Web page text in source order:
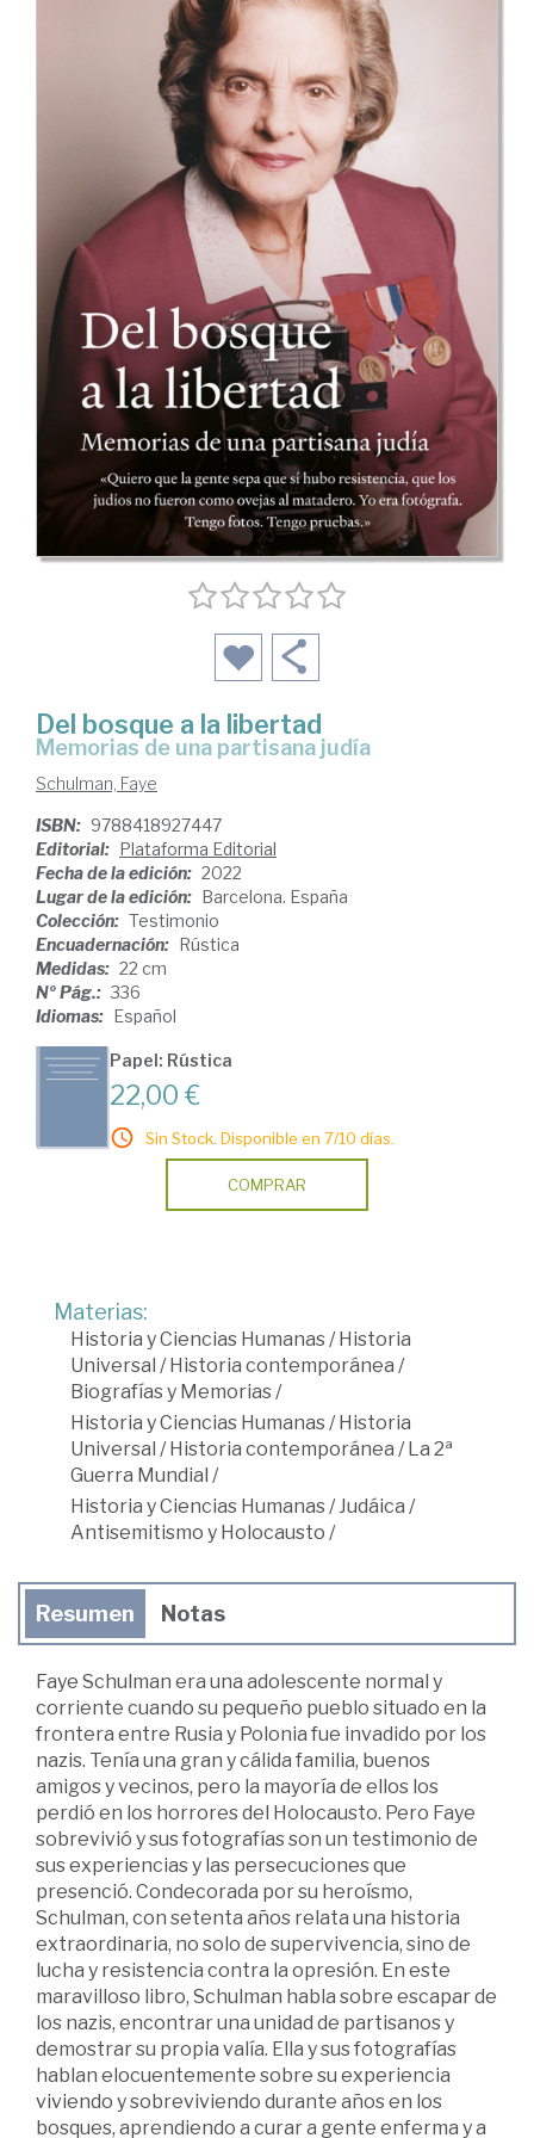
Del bosque a la libertad
memorias de una partisana judía
Schulman, Faye
ISBN: 9788418927447
Editorial: Plataforma Editorial
Fecha de la edición: 2022
Lugar de la edición: Barcelona. España
Colección: Testimonio
Encuadernación: Rústica
Medidas: 22 cm
Nº Pág.: 336
Idiomas: Español
Papel: Rústica
22,00 €
Sin Stock. Disponible en 7/10 días.
COMPRAR
Materias:
Historia y Ciencias Humanas/ Historia
Universal / Historia contemporánea /
Biografías y Memorias/
Historia y Ciencias Humanas/ Historia
Universal / Historia contemporánea / La 2ª
Guerra Mundial /
Historia y Ciencias Humanas/Judáica /
Antisemitismo y Holocausto /
Resumen Notas
Faye Schulman era una adolescente normal y
corriente cuando su pequeño pueblo situado en la
frontera entre Rusia y Polonia fue invadido por los
nazis. Tenía una gran y cálida familia, buenos
amigos y vecinos, pero la mayoría de ellos los
perdió en los horrores del Holocausto. Pero Faye
sobrevivió y sus fotografías son un testimonio de
sus experiencias y las persecuciones que
presenció. Condecorada por su heroísmo,
Schulman, con setenta años relata una historia
extraordinaria, no solo de supervivencia, sino de
lucha y resistencia contra la opresión. En este
maravilloso libro, Schulman habla sobre escapar de
los nazis, encontrar una unidad de partisanos y
demostrar su propia valía. Ella y sus fotografías
hablan elocuentemente sobre su experiencia
viviendo y sobreviviendo durante años en los
bosques, aprendiendo a curar a gente enferma y a